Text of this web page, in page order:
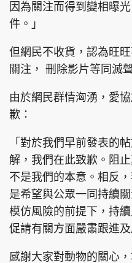
因為關注而得到變相曝
件。」
但網民不收貨，認為旺
關注， 刪除影片等同滅
由於網民群情洶湧，愛
歉：
「對於我們早前發表的
解，我們在此致歉。阻
不是我們的本意。相反
是希望與公眾一同持續
模仿風險的前提下，持
促請有關方面嚴肅跟進及
感謝大家對動物的關心